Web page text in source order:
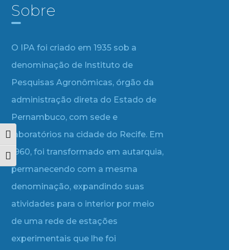
Alternar alto contraste
Alternar tamanho da fonte
Sobre
O IPA foi criado em 1935 sob a
denominação de Instituto de
Pesquisas Agronômicas, órgão da
administração direta do Estado de
Pernambuco, com sede e
laboratórios na cidade do Recife. Em
1960, foi transformado em autarquia,
permanecendo com a mesma
denominação, expandindo suas
atividades para o interior por meio
de uma rede de estações
experimentais que lhe foi